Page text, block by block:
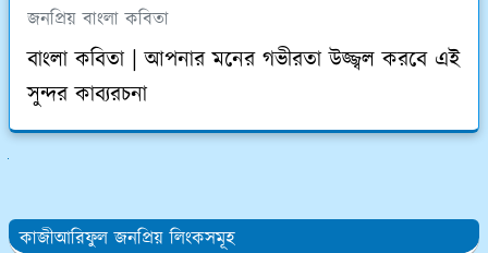
জনপ্রিয় বাংলা কবিতা
বাংলা কবিতা | আপনার মনের গভীরতা উজ্জ্বল করবে এই
সুন্দর কাব্যরচনা
কাজীআরিফুল জনপ্রিয় লিংকসমূহ